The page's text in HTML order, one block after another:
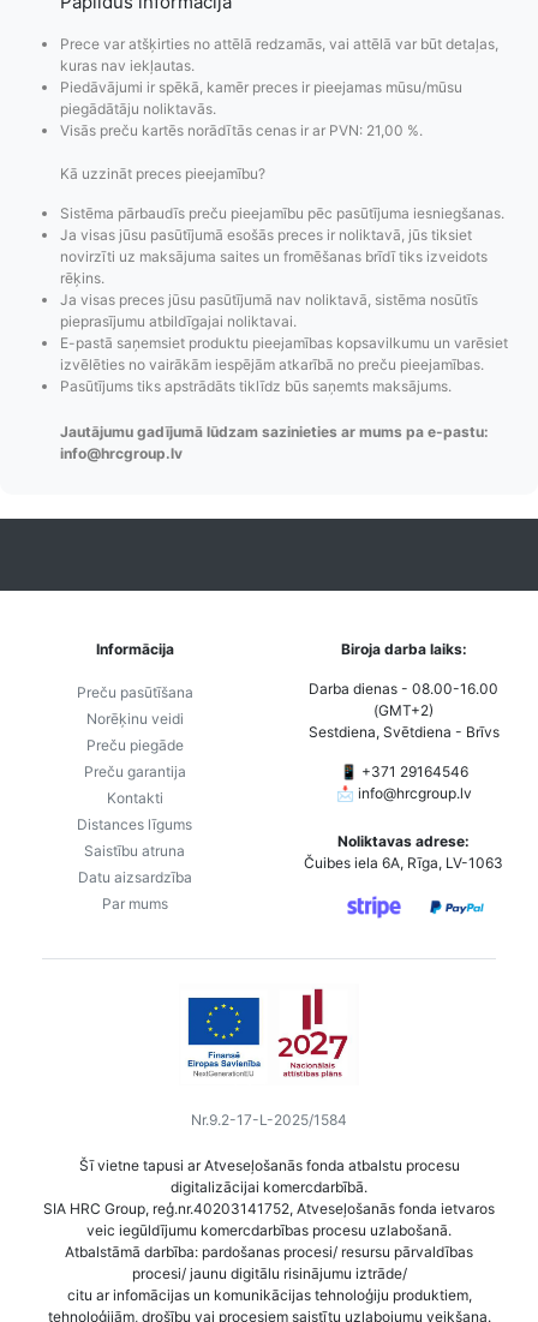
Pasūtījumu statusa
maiņas
paziņojumi,
Izsekošana,
Pasūtījumu re-
Visi pieejamie
piegādes veidi un
to izmaksas bez
lietotāja konta
PayPal
Prece var atšķirties no attēlā redzamās, vai attēlā var būt detaļas,
kuras nav iekļautas.
Piedāvājumi ir spēkā, kamēr preces ir pieejamas mūsu/mūsu
piegādātāju noliktavās.
Visās preču kartēs norādītās cenas ir ar PVN: 21,00 %.
Kā uzzināt preces pieejamību?
Sistēma pārbaudīs preču pieejamību pēc pasūtījuma iesniegšanas.
Ja visas jūsu pasūtījumā esošās preces ir noliktavā, jūs tiksiet
novirzīti uz maksājuma saites un fromēšanas brīdī tiks izveidots
rēķins.
Ja visas preces jūsu pasūtījumā nav noliktavā, sistēma nosūtīs
pieprasījumu atbildīgajai noliktavai.
E-pastā saņemsiet produktu pieejamības kopsavilkumu un varēsiet
izvēlēties no vairākām iespējām atkarībā no preču pieejamības.
Pasūtījums tiks apstrādāts tiklīdz būs saņemts maksājums.
Jautājumu gadījumā lūdzam sazinieties ar mums pa e-pastu:
info@hrcgroup.lv
Informācija
Preču pasūtīšana
Norēķinu veidi
Preču piegāde
Preču garantija
Kontakti
Distances līgums
Saistību atruna
Datu aizsardzība
Par mums
Biroja darba laiks:
Darba dienas - 08.00-16.00
(GMT+2)
Sestdiena, Svētdiena - Brīvs
📱 +371 29164546
📩 info@hrcgroup.lv
Noliktavas adrese:
Čuibes iela 6A, Rīga, LV-1063
Nr.9.2-17-L-2025/1584
Šī vietne tapusi ar Atveseļošanās fonda atbalstu procesu
digitalizācijai komercdarbībā.
SIA HRC Group, reģ.nr.40203141752, Atveseļošanās fonda ietvaros
veic iegūldījumu komercdarbības procesu uzlabošanā.
Atbalstāmā darbība: pardošanas procesi/ resursu pārvaldības
procesi/ jaunu digitālu risinājumu iztrāde/
citu ar infomācijas un komunikācijas tehnoloģiju produktiem,
tehnoloģijām, drošību vai procesiem saistītu uzlabojumu veikšana.